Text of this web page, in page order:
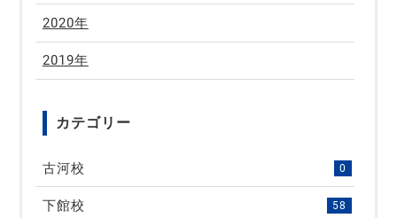
2020年
2019年
カテゴリー
古河校 0
下館校 58